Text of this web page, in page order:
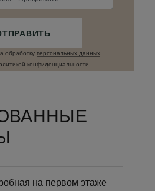
обработку персональных данныx
конфиденциальности